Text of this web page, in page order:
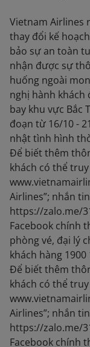
Vietnam Airlines
thay đổi kế
bảo sự an toàn
nhận được sự
huống ngoài
nghị hành khách
bay khu vực Bắc
đoạn từ 16/10 -
nhật tình hình
Để biết thêm
khách có thể
Airlines”; nhắn
https://zalo.me/
Facebook chính
phòng vé, đại lý
khách hàng 1900
Để biết thêm
khách có thể
Airlines”; nhắn
https://zalo.me/
Facebook chính